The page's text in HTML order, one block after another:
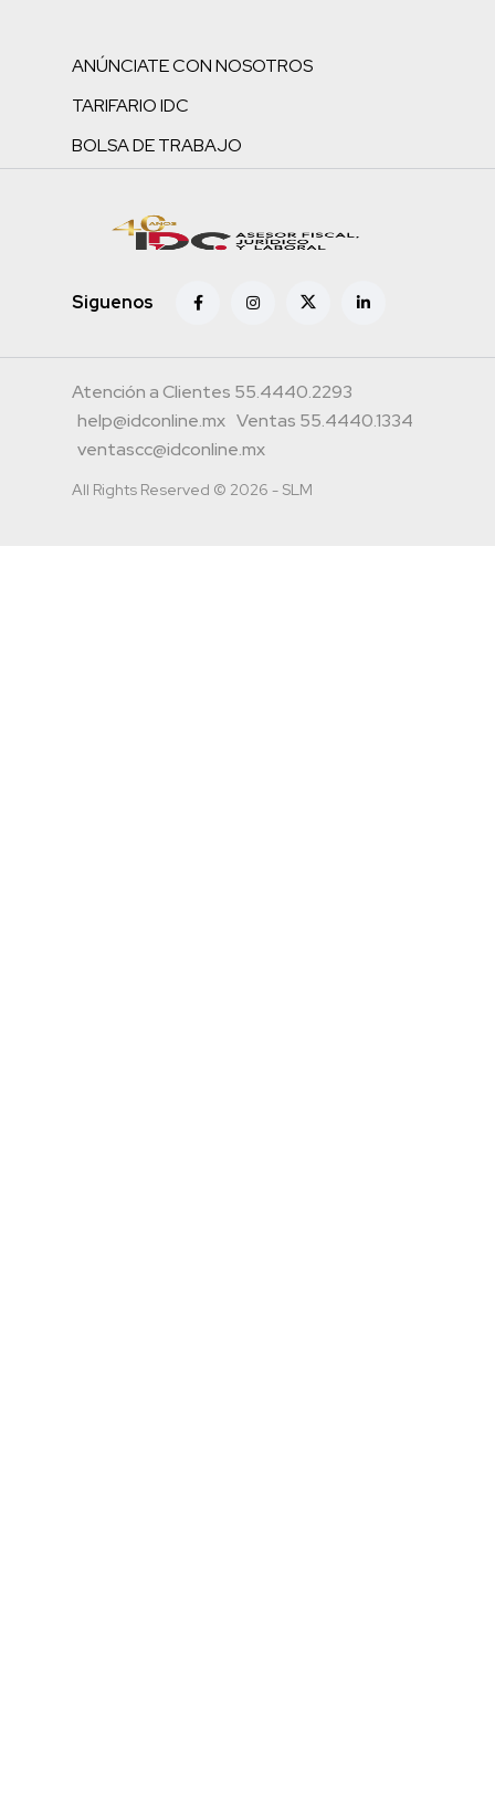
ANÚNCIATE CON NOSOTROS
TARIFARIO IDC
BOLSA DE TRABAJO
Siguenos
Atención a Clientes 55.4440.2293
help@idconline.mx Ventas 55.4440.1334
ventascc@idconline.mx
All Rights Reserved © 2026 - SLM